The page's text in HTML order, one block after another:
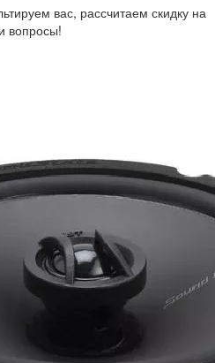
вас, рассчитаем скидку на
вопросы!